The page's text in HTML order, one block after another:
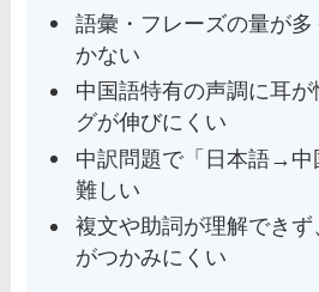
語彙・フレーズの量が
かない
中国語特有の声調に耳
グが伸びにくい
中訳問題で「日本語→中
難しい
複文や助詞が理解できず
がつかみにくい